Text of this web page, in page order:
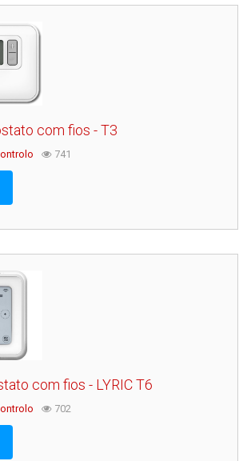
com fios - T3
741
com fios - LYRIC T6
702